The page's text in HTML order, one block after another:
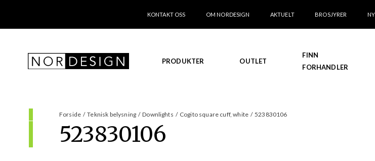
KONTAKT OSS OM NORDESIGN AKTUELT BROSJYRER
PRODUKTER OUTLET
FINN
FORHANDLER
Forside / Teknisk belysning / Downlights / Cogito square cuff, white / 523830106
523830106